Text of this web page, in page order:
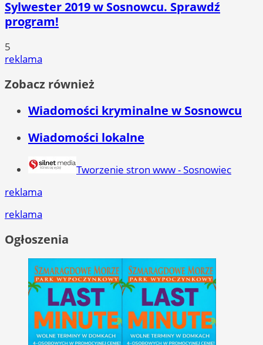
Sylwester 2019 w Sosnowcu. Sprawdź
program!
5
reklama
Zobacz również
Wiadomości kryminalne w Sosnowcu
Wiadomości lokalne
Tworzenie stron www - Sosnowiec
reklama
reklama
Ogłoszenia